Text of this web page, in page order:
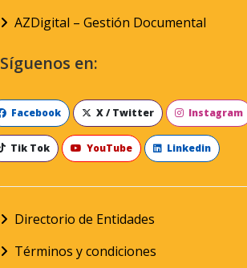
AZDigital – Gestión Documental
Síguenos en:
Facebook X / Twitter Instagram
Tik Tok YouTube Linkedin
Directorio de Entidades
Términos y condiciones